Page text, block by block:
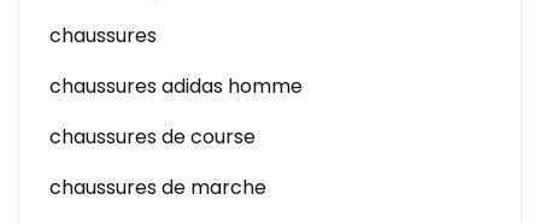
chaussures
chaussures adidas homme
chaussures de course
chaussures de marche